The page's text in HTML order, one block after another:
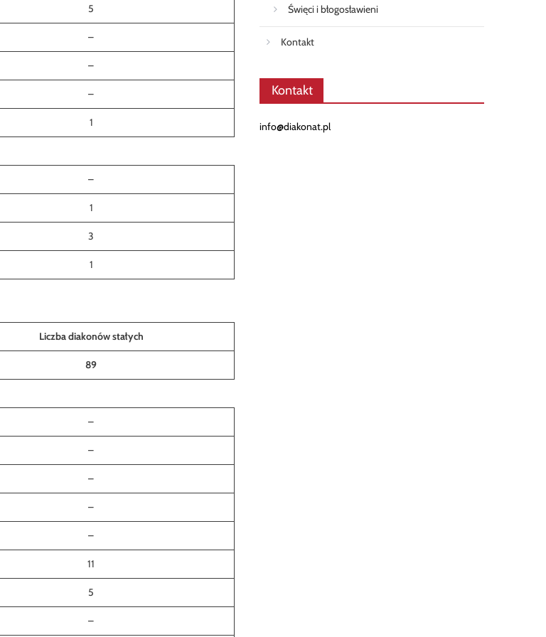
5
–
–
–
1
–
1
3
1
Liczba diakonów stałych
89
–
–
–
–
–
11
5
–
Święci i błogosławieni
Kontakt
Kontakt
info@diakonat.pl